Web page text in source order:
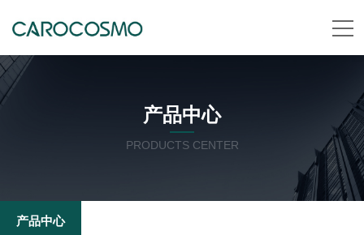
产品中心
PRODUCTS CENTER
产品中心